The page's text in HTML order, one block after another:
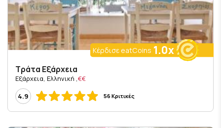
Κέρδισε eatCoins 1.0x
Τράτα Εξάρχεια
€€
, Εξάρχεια, Ελληνική
4.9
56 Κριτικές